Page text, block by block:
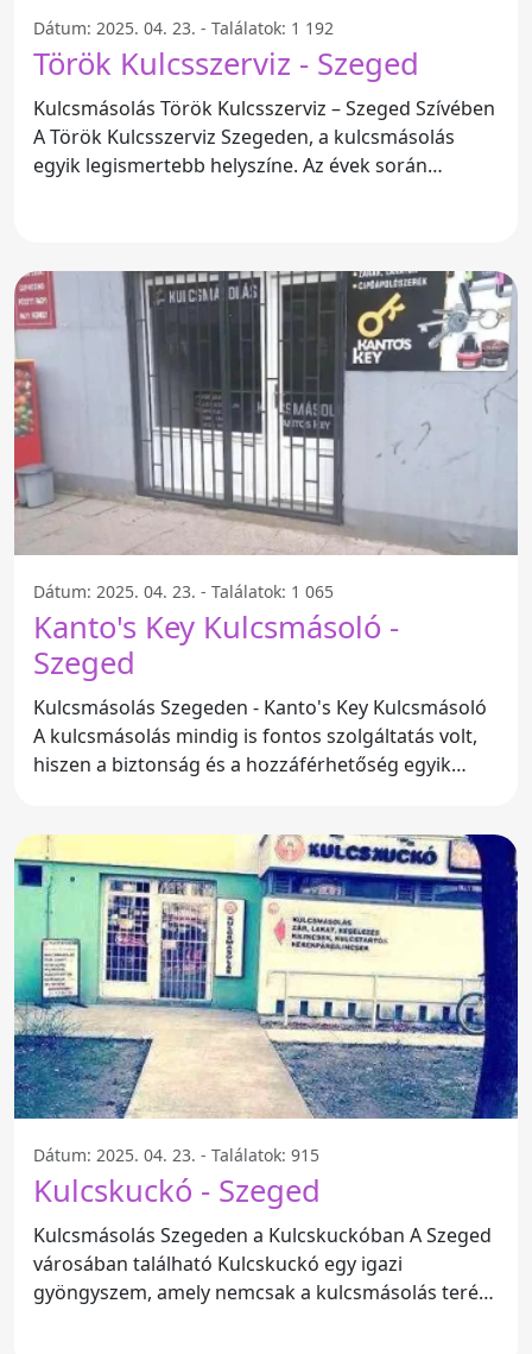
Dátum: 2025. 04. 23. - Találatok: 1 192
Török Kulcsszerviz - Szeged
Kulcsmásolás Török Kulcsszerviz – Szeged Szívében
A Török Kulcsszerviz Szegeden, a kulcsmásolás
egyik legismertebb helyszíne. Az évek során
Dátum: 2025. 04. 23. - Találatok: 1 065
Kanto's Key Kulcsmásoló -
Szeged
Kulcsmásolás Szegeden - Kanto's Key Kulcsmásoló
A kulcsmásolás mindig is fontos szolgáltatás volt,
hiszen a biztonság és a hozzáférhetőség egyik
Dátum: 2025. 04. 23. - Találatok: 915
Kulcskuckó - Szeged
Kulcsmásolás Szegeden a Kulcskuckóban A Szeged
városában található Kulcskuckó egy igazi
gyöngyszem, amely nemcsak a kulcsmásolás terén